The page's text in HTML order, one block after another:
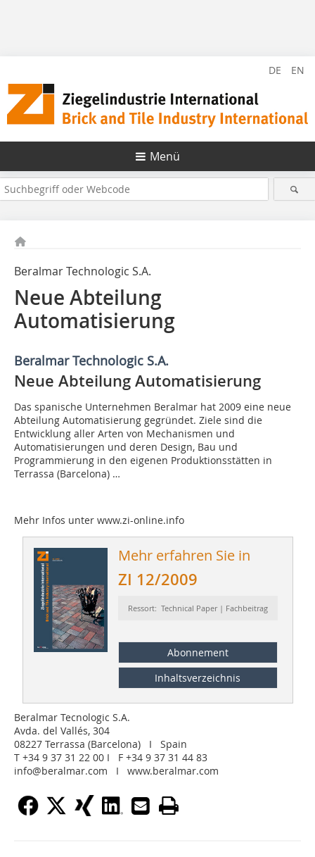
DE EN
Menü
Beralmar Technologic S.A.
Neue Abteilung
Automatisierung
Beralmar Technologic S.A.
Neue Abteilung ­Automatisierung
Das spanische Unternehmen Beralmar hat 2009 eine neue
Abteilung Automatisierung gegründet. Ziele sind die
Entwicklung aller Arten von Mechanismen und
Automatisierungen und deren Design, Bau und
Programmierung in den eigenen Produk­tionsstätten in
Terrassa (Barcelona) …
Mehr Infos unter www.zi-online.info
Mehr erfahren Sie in
ZI 12/2009
Ressort: Technical Paper | Fachbeitrag
Abonnement
Inhaltsverzeichnis
Beralmar Tecnologic S.A.
Avda. del Vallés, 304
08227 Terrassa (Barcelona) I Spain
T +34 9 37 31 22 00 I F +34 9 37 31 44 83
info@beralmar.com I www.beralmar.com